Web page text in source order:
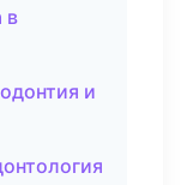
в
и